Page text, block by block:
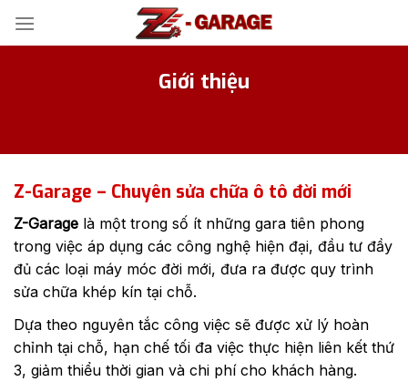
qua
Giới thiệu
Z-Garage – Chuyên sửa chữa ô tô đời mới
Z-Garage là một trong số ít những gara tiên phong
trong việc áp dụng các công nghệ hiện đại, đầu tư đầy
đủ các loại máy móc đời mới, đưa ra được quy trình
sửa chữa khép kín tại chỗ.
Dựa theo nguyên tắc công việc sẽ được xử lý hoàn
chỉnh tại chỗ, hạn chế tối đa việc thực hiện liên kết thứ
3, giảm thiểu thời gian và chi phí cho khách hàng.